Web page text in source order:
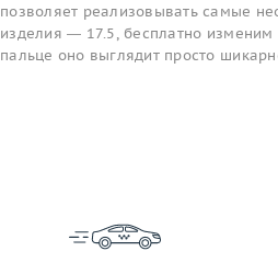
позволяет реализовывать самые
изделия — 17.5, бесплатно
пальце оно выглядит просто